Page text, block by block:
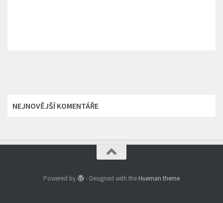
NEJNOVĚJŠÍ KOMENTÁŘE
Powered by - Designed with the Hueman theme